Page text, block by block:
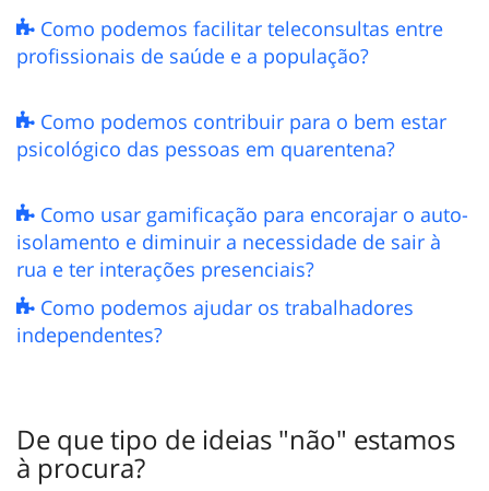
Como podemos facilitar teleconsultas entre
profissionais de saúde e a população?
Como podemos contribuir para o bem estar
psicológico das pessoas em quarentena?
Como usar gamificação para encorajar o auto-
isolamento e diminuir a necessidade de sair à
rua e ter interações presenciais?
Como podemos ajudar os trabalhadores
independentes?
De que tipo de ideias "não" estamos
à procura?